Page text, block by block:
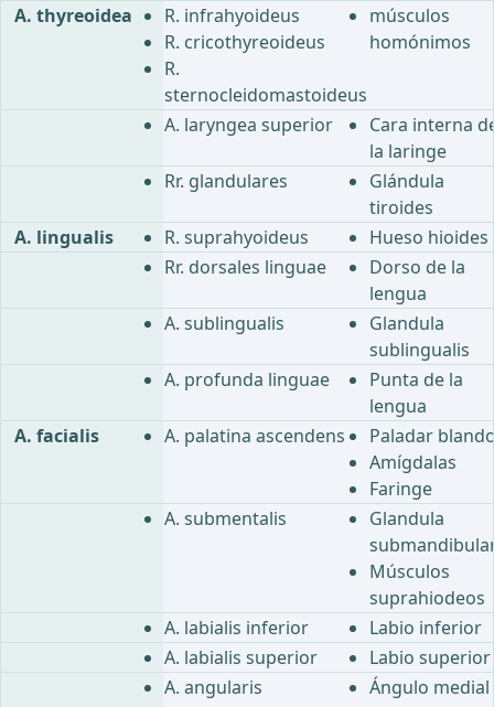
A. thyreoidea
R. infrahyoideus
R. cricothyreoideus
R.
sternocleidomastoideus
músculos
homónimos
A. laryngea superior
Cara interna
la laringe
Rr. glandulares
Glándula
tiroides
A. lingualis
R. suprahyoideus
Hueso hioides
Rr. dorsales linguae
Dorso de la
lengua
A. sublingualis
Glandula
sublingualis
A. profunda linguae
Punta de la
lengua
A. facialis
A. palatina ascendens
Paladar
Amígdalas
Faringe
A. submentalis
Glandula
Músculos
suprahiodeos
A. labialis inferior
Labio inferior
A. labialis superior
Labio superior
A. angularis
Ángulo medial